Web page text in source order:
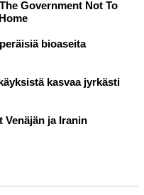
Government Not To
bioaseita
kasvaa jyrkästi
Venäjän ja Iranin